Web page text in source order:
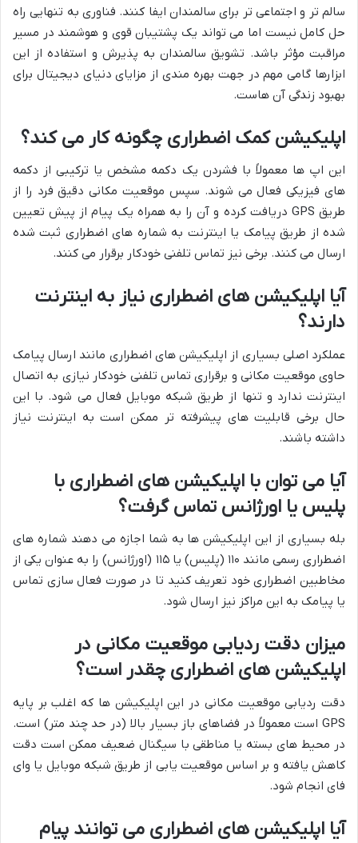
سالم تر و اجتماعی تر برای سالمندان ایفا کنند. فناوری به تنهایی راه
حل کامل نیست اما می تواند یک پشتیبان قوی و هوشمند در مسیر
مراقبت مؤثر باشد. تشویق سالمندان به پذیرش و استفاده از این
ابزارها گامی مهم در جهت بهره مندی از مزایای دنیای دیجیتال برای
بهبود زندگی آن هاست.
اپلیکیشن کمک اضطراری چگونه کار می کند؟
این اپ ها معمولاً با فشردن یک دکمه مشخص یا ترکیبی از دکمه
های فیزیکی فعال می شوند. سپس موقعیت مکانی دقیق فرد را از
طریق GPS دریافت کرده و آن را به همراه یک پیام از پیش تعیین
شده از طریق پیامک یا اینترنت به شماره های اضطراری ثبت شده
ارسال می کنند. برخی نیز تماس تلفنی خودکار برقرار می کنند.
آیا اپلیکیشن های اضطراری نیاز به اینترنت
دارند؟
عملکرد اصلی بسیاری از اپلیکیشن های اضطراری مانند ارسال پیامک
حاوی موقعیت مکانی و برقراری تماس تلفنی خودکار نیازی به اتصال
اینترنت ندارد و تنها از طریق شبکه موبایل فعال می شود. با این
حال برخی قابلیت های پیشرفته تر ممکن است به اینترنت نیاز
داشته باشند.
آیا می توان با اپلیکیشن های اضطراری با
پلیس یا اورژانس تماس گرفت؟
بله بسیاری از این اپلیکیشن ها به شما اجازه می دهند شماره های
اضطراری رسمی مانند ۱۱۰ (پلیس) یا ۱۱۵ (اورژانس) را به عنوان یکی از
مخاطبین اضطراری خود تعریف کنید تا در صورت فعال سازی تماس
یا پیامک به این مراکز نیز ارسال شود.
میزان دقت ردیابی موقعیت مکانی در
اپلیکیشن های اضطراری چقدر است؟
دقت ردیابی موقعیت مکانی در این اپلیکیشن ها که اغلب بر پایه
GPS است معمولاً در فضاهای باز بسیار بالا (در حد چند متر) است.
در محیط های بسته یا مناطقی با سیگنال ضعیف ممکن است دقت
کاهش یافته و بر اساس موقعیت یابی از طریق شبکه موبایل یا وای
فای انجام شود.
آیا اپلیکیشن های اضطراری می توانند پیام